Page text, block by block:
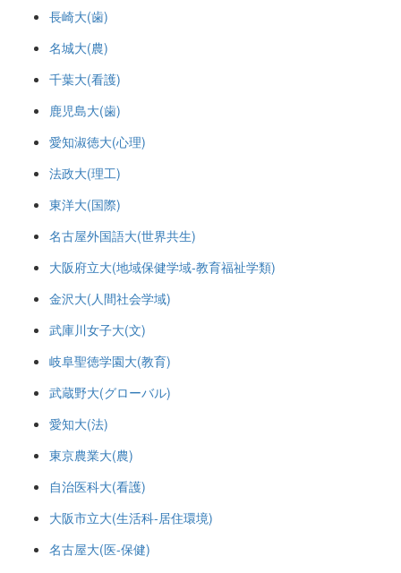
長崎大(歯)
名城大(農)
千葉大(看護)
鹿児島大(歯)
愛知淑徳大(心理)
法政大(理工)
東洋大(国際)
名古屋外国語大(世界共生)
大阪府立大(地域保健学域-教育福祉学類)
金沢大(人間社会学域)
武庫川女子大(文)
岐阜聖徳学園大(教育)
武蔵野大(グローバル)
愛知大(法)
東京農業大(農)
自治医科大(看護)
大阪市立大(生活科-居住環境)
名古屋大(医-保健)